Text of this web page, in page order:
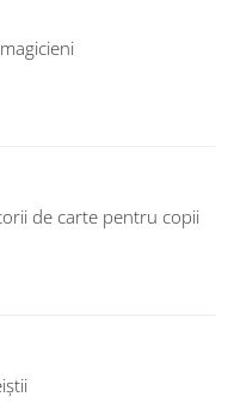
de carte pentru copii